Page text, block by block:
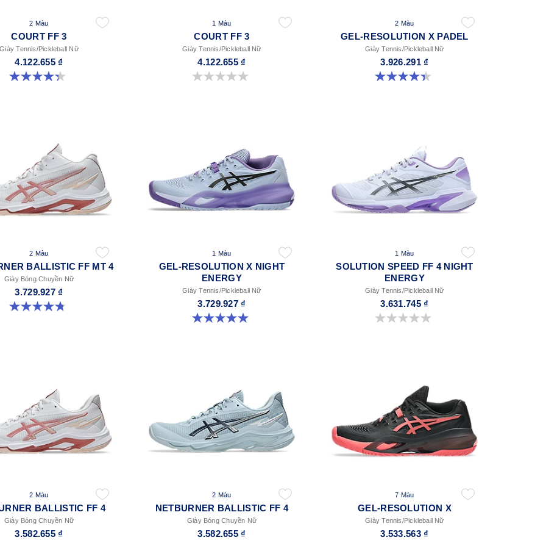
2 Màu
COURT FF 3
Giày Tennis/Pickleball Nữ
4.122.655 ₫
4.3 trong số 5 sao. 55 đánh giá
1 Màu
COURT FF 3
Giày Tennis/Pickleball Nữ
4.122.655 ₫
0.0 trong số 5 sao.
2 Màu
GEL-RESOLUTION X PADEL
Giày Tennis/Pickleball Nữ
3.926.291 ₫
4.4 trong số 5 sao. 22 đánh giá
2 Màu
BALLISTIC FF MT 4
Giày Bóng Chuyền Nữ
3.729.927 ₫
4.8 trong số 5 sao. 5 đánh giá
1 Màu
GEL-RESOLUTION X NIGHT
ENERGY
Giày Tennis/Pickleball Nữ
3.729.927 ₫
5.0 trong số 5 sao. 1 đánh giá
1 Màu
SOLUTION SPEED FF 4 NIGHT
ENERGY
Giày Tennis/Pickleball Nữ
3.631.745 ₫
0.0 trong số 5 sao.
2 Màu
BALLISTIC FF 4
Giày Bóng Chuyền Nữ
3.582.655 ₫
2 Màu
NETBURNER BALLISTIC FF 4
Giày Bóng Chuyền Nữ
3.582.655 ₫
7 Màu
GEL-RESOLUTION X
Giày Tennis/Pickleball Nữ
3.533.563 ₫